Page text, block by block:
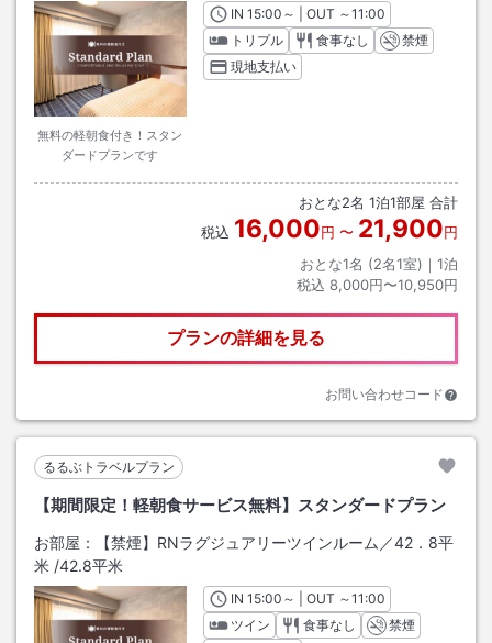
無料の軽朝食付き！スタン
ダードプランです
INチェックイン
15:00 ～ | OUT チェックアウト
～11:00
トリプル
食事なし
禁煙
現地支払い
おとな2名 1泊1部屋 合計
税込 16,000円 〜 21,900円
おとな1名 (2名1室)｜ 1泊
税込 8,000円〜10,950円
プランの詳細を見る
お問い合わせコード
るるぶトラベルプラン
【期間限定！軽朝食サービス無料】スタンダードプラン
お部屋：
【禁煙】RNラグジュアリーツインルーム／42．8平
米 /42.8平米
INチェックイン
15:00 ～ | OUT チェックアウト
～11:00
ツイン
食事なし
禁煙